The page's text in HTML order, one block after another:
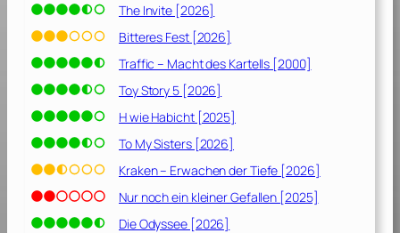
The Invite [2026]
Bitteres Fest [2026]
Traffic – Macht des Kartells [2000]
Toy Story 5 [2026]
H wie Habicht [2025]
To My Sisters [2026]
Kraken – Erwachen der Tiefe [2026]
Nur noch ein kleiner Gefallen [2025]
Die Odyssee [2026]